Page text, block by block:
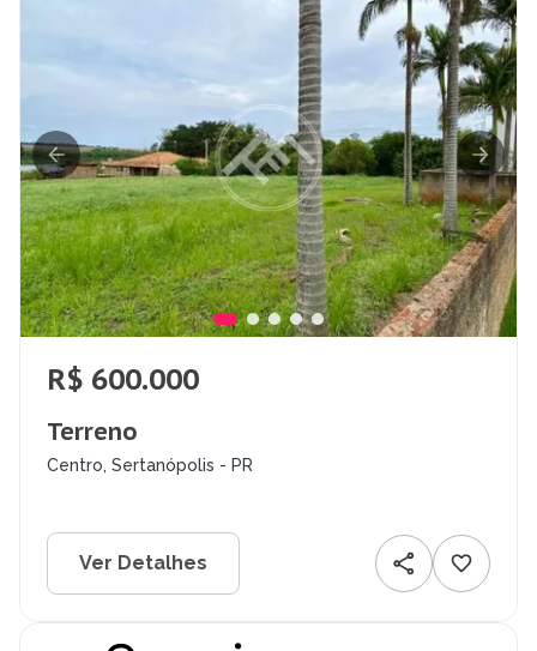
R$ 600.000
Terreno
Centro, Sertanópolis - PR
Ver Detalhes